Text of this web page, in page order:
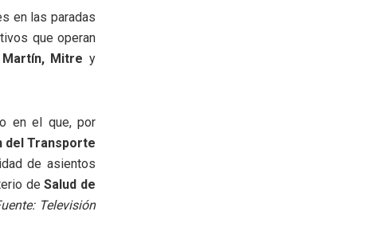
en las paradas
que operan
Mitre y
en el que, por
del Transporte
de asientos
deSalud de
Televisión